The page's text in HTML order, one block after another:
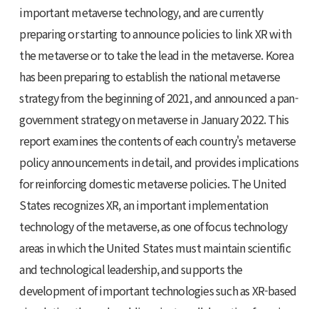
important metaverse technology, and are currently
preparing or starting to announce policies to link XR with
the metaverse or to take the lead in the metaverse. Korea
has been preparing to establish the national metaverse
strategy from the beginning of 2021, and announced a pan-
government strategy on metaverse in January 2022. This
report examines the contents of each country's metaverse
policy announcements in detail, and provides implications
for reinforcing domestic metaverse policies. The United
States recognizes XR, an important implementation
technology of the metaverse, as one of focus technology
areas in which the United States must maintain scientific
and technological leadership, and supports the
development of important technologies such as XR-based